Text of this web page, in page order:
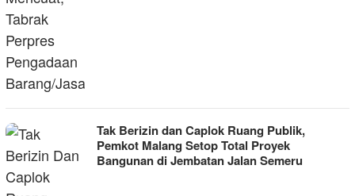
Tak Berizin dan Caplok Ruang Publik,
Pemkot Malang Setop Total Proyek
Bangunan di Jembatan Jalan Semeru